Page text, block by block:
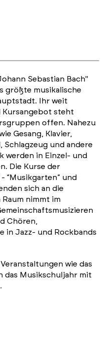
Sebastian Bach"
größte musikalische
Ihr weit
steht
offen. Nahezu
Gesang, Klavier,
Schlagzeug und andere
werden in Einzel- und
Die Kurse der
“Musikgarten” und
sich an die
nimmt im
Chören,
in Jazz- und Rockbands
wie das
das Musikschuljahr mit